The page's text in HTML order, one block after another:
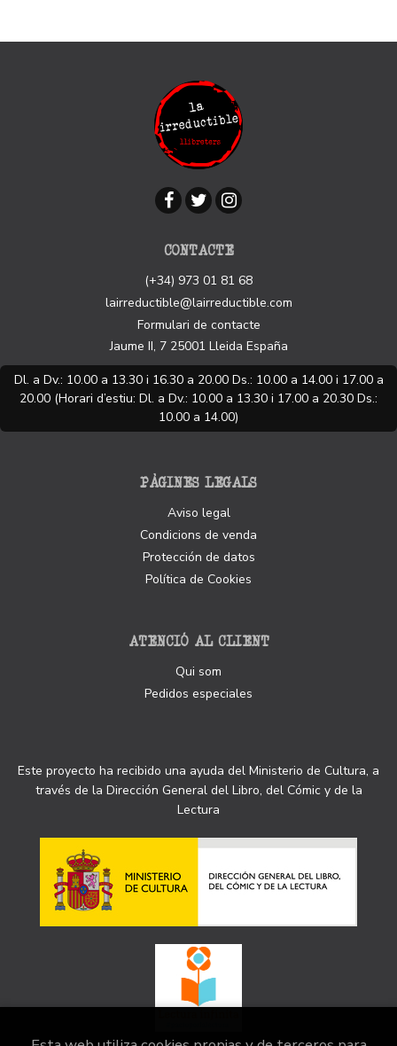
CONTACTE
(+34) 973 01 81 68
lairreductible@lairreductible.com
Formulari de contacte
Jaume II, 7 25001 Lleida España
Dl. a Dv.: 10.00 a 13.30 i 16.30 a 20.00 Ds.: 10.00 a 14.00 i 17.00 a
20.00 (Horari d’estiu: Dl. a Dv.: 10.00 a 13.30 i 17.00 a 20.30 Ds.:
10.00 a 14.00)
PÀGINES LEGALS
Aviso legal
Condicions de venda
Protección de datos
Política de Cookies
ATENCIÓ AL CLIENT
Qui som
Pedidos especiales
Este proyecto ha recibido una ayuda del Ministerio de Cultura, a
través de la Dirección General del Libro, del Cómic y de la
Lectura